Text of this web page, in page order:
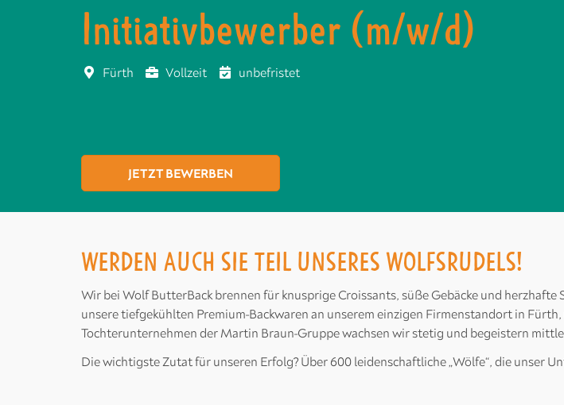
Initiativbewerber (m/w/d)
Fürth Vollzeit
unbefristet
JETZT BEWERBEN
WERDEN AUCH SIE TEIL UNSERES WOLFSRUDELS!
Wir bei Wolf ButterBack brennen für knusprige Croissants, süße Gebäcke und
unsere tiefgekühlten Premium-Backwaren an unserem einzigen Firmenstandort in
Tochterunternehmen der Martin Braun-Gruppe wachsen wir stetig und begeistern
Die wichtigste Zutat für unseren Erfolg? Über 600 leidenschaftliche „Wölfe“, die unser